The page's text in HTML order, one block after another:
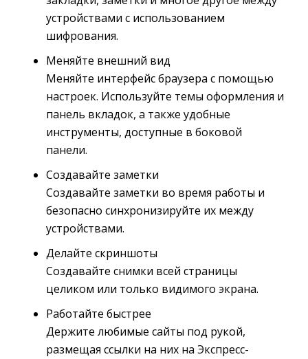
устройствами с использованием
шифрования.
Меняйте внешний вид
Меняйте интерфейс браузера с помощью
настроек. Используйте темы оформления и
панель вкладок, а также удобные
инструменты, доступные в боковой
панели.
Создавайте заметки
Создавайте заметки во время работы и
безопасно синхронизируйте их между
устройствами.
Делайте скриншоты
Создавайте снимки всей страницы
целиком или только видимого экрана.
Работайте быстрее
Держите любимые сайты под рукой,
размещая ссылки на них на Экспресс-